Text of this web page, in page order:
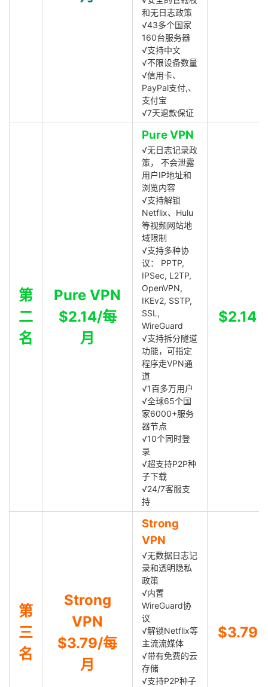
和无日志政策
√43多个国家
160台服务器
√支持中文
√不限设备数量
√信用卡、
PayPal支付,、
支付宝
√7天退款保证
第
二
名
Pure VPN
$2.14/每
月
Pure VPN
√无日志记录政
策， 不会泄露
用户IP地址和
浏览内容
√支持解锁
Netflix、Hulu
等视频网站地
域限制
√支持多种协
议： PPTP,
IPSec, L2TP,
OpenVPN,
IKEv2, SSTP,
SSL,
WireGuard
√支持拆分隧道
功能，可指定
程序走VPN通
道
√1百多万用户
√全球65个国
家6000+服务
器节点
√10个同时登
录
√超支持P2P种
子下载
√24/7客服支
持
$2.14
第
三
名
Strong
VPN
$3.79/每
月
Strong
VPN
√无数据日志记
录和透明隐私
政策
√内置
WireGuard协
议
√解锁Netflix等
主流流媒体
√带有免费的云
存储
√支持P2P种子
$3.79